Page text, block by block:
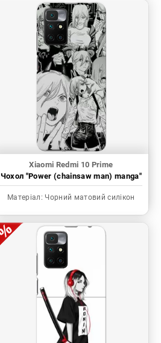
Xiaomi Redmi 10 Prime
Чохол "Power (chainsaw man) manga"
Матеріал: Чорний матовий силікон